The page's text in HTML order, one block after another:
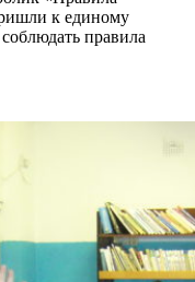
к единому
правила